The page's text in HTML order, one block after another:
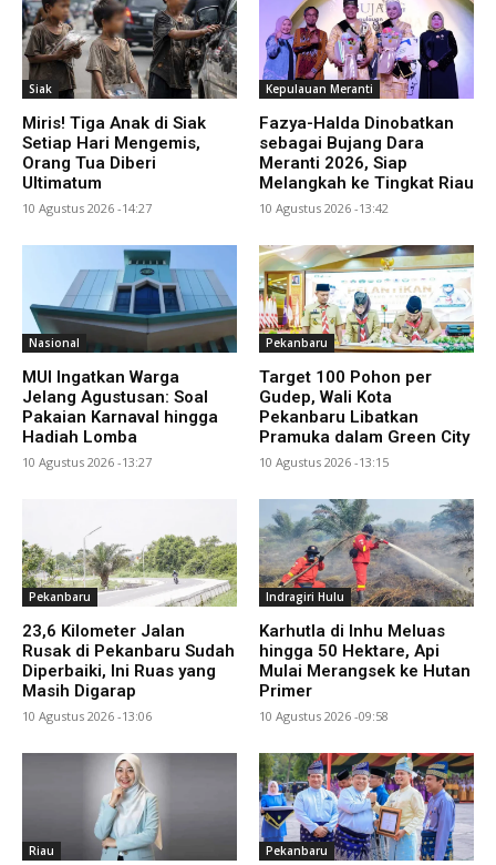
Siak
Miris! Tiga Anak di Siak
Setiap Hari Mengemis,
Orang Tua Diberi
Ultimatum
10 Agustus 2026 -14:27
Kepulauan Meranti
Fazya-Halda Dinobatkan
sebagai Bujang Dara
Meranti 2026, Siap
Melangkah ke Tingkat Riau
10 Agustus 2026 -13:42
Nasional
MUI Ingatkan Warga
Jelang Agustusan: Soal
Pakaian Karnaval hingga
Hadiah Lomba
10 Agustus 2026 -13:27
Pekanbaru
Target 100 Pohon per
Gudep, Wali Kota
Pekanbaru Libatkan
Pramuka dalam Green City
10 Agustus 2026 -13:15
Pekanbaru
23,6 Kilometer Jalan
Rusak di Pekanbaru Sudah
Diperbaiki, Ini Ruas yang
Masih Digarap
10 Agustus 2026 -13:06
Indragiri Hulu
Karhutla di Inhu Meluas
hingga 50 Hektare, Api
Mulai Merangsek ke Hutan
Primer
10 Agustus 2026 -09:58
Riau Pekanbaru